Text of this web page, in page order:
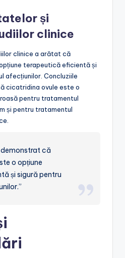
și
clinice
clinice a arătat că
terapeutică eficientă și
afecțiunilor. Concluziile
cicatridina ovule este o
pentru tratamentul
și pentru tratamentul
demonstrat că
o opțiune
și sigură pentru